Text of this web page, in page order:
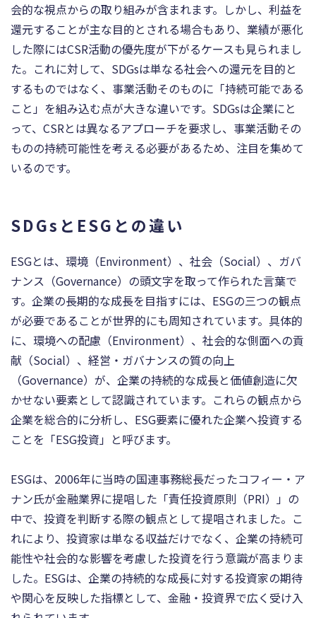
会的な視点からの取り組みが含まれます。しかし、利益を
還元することが主な目的とされる場合もあり、業績が悪化
した際にはCSR活動の優先度が下がるケースも見られまし
た。これに対して、SDGsは単なる社会への還元を目的と
するものではなく、事業活動そのものに「持続可能である
こと」を組み込む点が大きな違いです。SDGsは企業にと
って、CSRとは異なるアプローチを要求し、事業活動その
ものの持続可能性を考える必要があるため、注目を集めて
いるのです。
SDGsとESGとの違い
ESGとは、環境（Environment）、社会（Social）、ガバ
ナンス（Governance）の頭文字を取って作られた言葉で
す。企業の長期的な成長を目指すには、ESGの三つの観点
が必要であることが世界的にも周知されています。具体的
に、環境への配慮（Environment）、社会的な側面への貢
献（Social）、経営・ガバナンスの質の向上
（Governance）が、企業の持続的な成長と価値創造に欠
かせない要素として認識されています。これらの観点から
企業を総合的に分析し、ESG要素に優れた企業へ投資する
ことを「ESG投資」と呼びます。
ESGは、2006年に当時の国連事務総長だったコフィー・ア
ナン氏が金融業界に提唱した「責任投資原則（PRI）」の
中で、投資を判断する際の観点として提唱されました。こ
れにより、投資家は単なる収益だけでなく、企業の持続可
能性や社会的な影響を考慮した投資を行う意識が高まりま
した。ESGは、企業の持続的な成長に対する投資家の期待
や関心を反映した指標として、金融・投資界で広く受け入